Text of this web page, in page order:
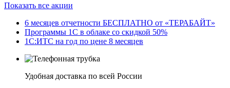
Показать все акции
6 месяцев отчетности БЕСПЛАТНО от «ТЕРАБАЙТ»
Программы 1С в облаке со скидкой 50%
1С:ИТС на год по цене 8 месяцев
Удобная доставка по всей России